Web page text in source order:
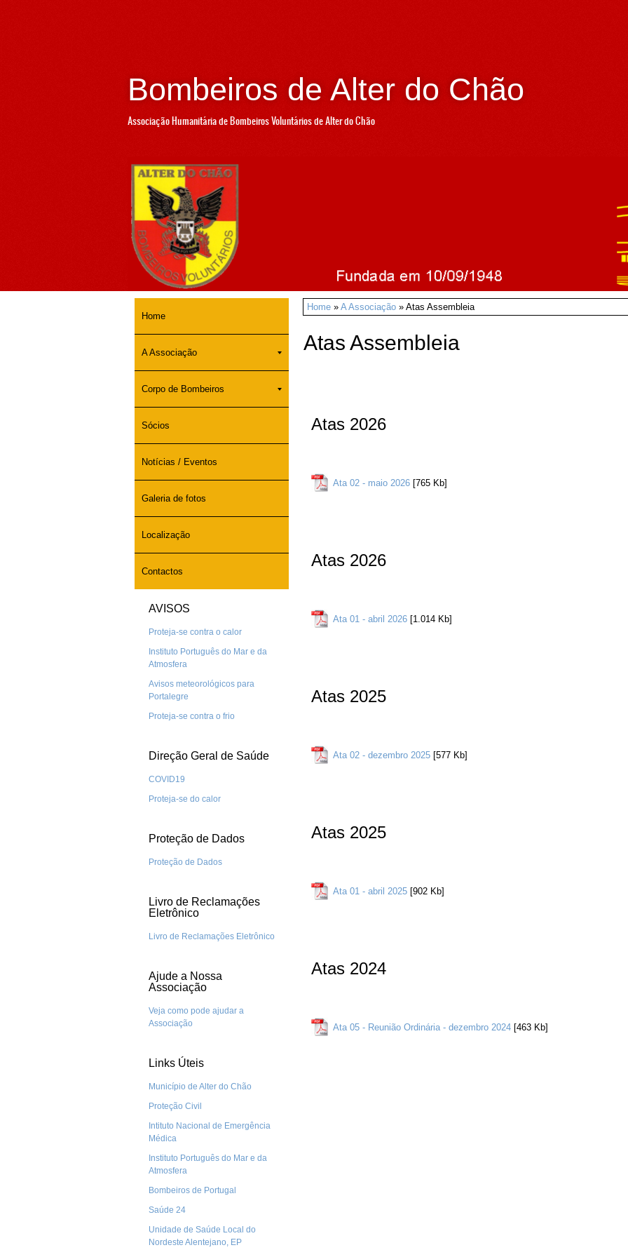
Bombeiros de Alter do Chão
Associação Humanitária de Bombeiros Voluntários de Alter do Chão
Home » A Associação » Atas Assembleia
Atas Assembleia
Atas 2026
Ata 02 - maio 2026 [765 Kb]
Atas 2026
Ata 01 - abril 2026 [1.014 Kb]
Atas 2025
Ata 02 - dezembro 2025 [577 Kb]
Atas 2025
Ata 01 - abril 2025 [902 Kb]
Atas 2024
Ata 05 - Reunião Ordinária - dezembro 2024 [463 Kb]
Home
A Associação
Corpo de Bombeiros
Sócios
Notícias / Eventos
Galeria de fotos
Localização
Contactos
AVISOS
Proteja-se contra o calor
Instituto Português do Mar e da
Atmosfera
Avisos meteorológicos para
Portalegre
Proteja-se contra o frio
Direção Geral de Saúde
COVID19
Proteja-se do calor
Proteção de Dados
Proteção de Dados
Livro de Reclamações
Eletrônico
Livro de Reclamações Eletrônico
Ajude a Nossa
Associação
Veja como pode ajudar a
Associação
Links Úteis
Município de Alter do Chão
Proteção Civil
Intituto Nacional de Emergência
Médica
Instituto Português do Mar e da
Atmosfera
Bombeiros de Portugal
Saúde 24
Unidade de Saúde Local do
Nordeste Alentejano, EP